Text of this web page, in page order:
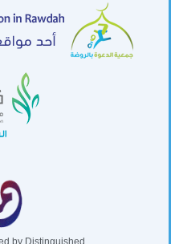
by Distinguished